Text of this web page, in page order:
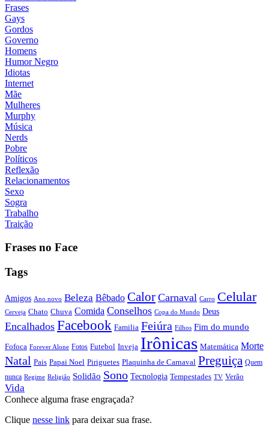
Frases
Gays
Gordos
Governo
Homens
Humor Negro
Idiotas
Internet
Mãe
Mulheres
Murphy
Música
Nerds
Pobre
Políticos
Reflexão
Relacionamentos
Sexo
Sogra
Trabalho
Traição
Frases no Face
Tags
Amigos Ano novo Beleza Bêbado Calor Carnaval Carro Celular
Cerveja Chato Chuva Comida Conselhos Copa do Mundo Deus
Encalhados Facebook Familia Feiúra Filhos Fim do mundo
Fofoca Forever Alone Fotos Futebol Inveja Irônicas Matemática Morte
Natal Pais Papai Noel Piriguetes Plaquinha de Carnaval Preguiça Quem
nunca Regime Religião Solidão Sono Tecnologia Tempestades TV Verão
Vida
Conhece alguma frase engraçada?
Clique nesse link para deixar sua frase.